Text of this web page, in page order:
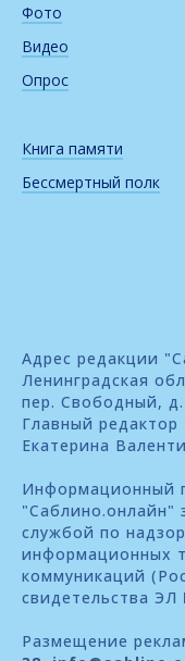
Фото
Видео
Опрос
Книга памяти
Бессмертный полк
Адрес редакции
Ленинградская
пер. Свободный,
Главный
Екатерина
Информационный
"Саблино.онлайн"
службой по
информационных
коммуникаций
свидетельства
Размещение